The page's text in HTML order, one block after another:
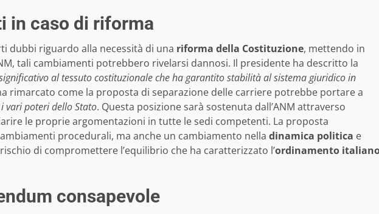
in caso di riforma
dubbi riguardo alla necessità di una riforma della Costituzione, mettendo in
tali cambiamenti potrebbero rivelarsi dannosi. Il presidente ha descritto la
al tessuto costituzionale che ha garantito stabilità al sistema giuridico in
rimarcato come la proposta di separazione delle carriere potrebbe portare a
vari poteri dello Stato. Questa posizione sarà sostenuta dall’ANM attraverso
le proprie argomentazioni in tutte le sedi competenti. La proposta
procedurali, ma anche un cambiamento nella dinamica politica e
di compromettere l’equilibrio che ha caratterizzato l’ordinamento
consapevole